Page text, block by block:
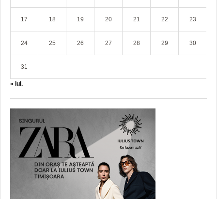
17 18 19 20 21 22 23
24 25 26 27 28 29 30
31
« iul.